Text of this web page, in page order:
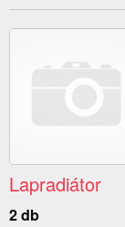
Lapradiátor
2 db